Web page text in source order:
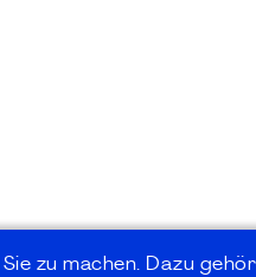
zu machen. Dazu